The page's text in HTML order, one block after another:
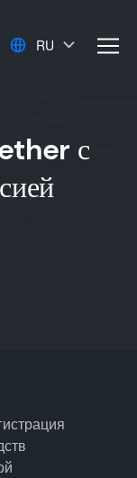
RU
с